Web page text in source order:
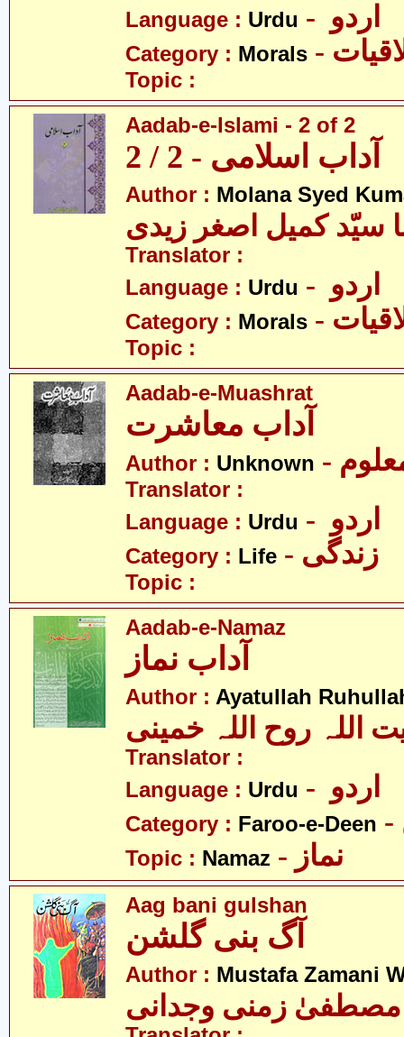
Language : Urdu
Category : Morals
Topic :
Aadab-e-Islami - 2 of 2
آداب اسلامی - 2 / 2
Author : Molana Syed
سیّد کمیل اصغر زیدی
Translator :
Language : Urdu
Category : Morals
Topic :
Aadab-e-Muashrat
آداب معاشرت
Author : Unknown
Translator :
Language : Urdu
Category : Life - زندگی
Topic :
Aadab-e-Namaz
آداب نماز
Author : Ayatullah
اللہ روح اللہ خمینی
Translator :
Language : Urdu
Category : Faroo-e-Deen
Topic : Namaz
Aag bani gulshan
آگ بنی گلشن
Author : Mustafa Zamani
مصطفیٰ زمنی وجدانی